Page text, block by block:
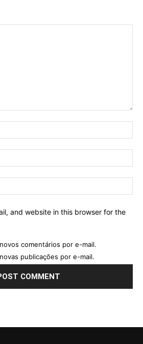
and website in this browser for the
comentários por e-mail.
publicações por e-mail.